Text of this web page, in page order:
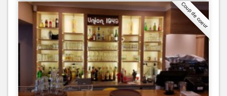
Coup de coeur